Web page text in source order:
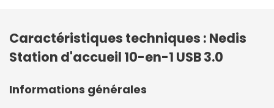
Caractéristiques techniques : Nedis
Station d'accueil 10-en-1 USB 3.0
Informations générales